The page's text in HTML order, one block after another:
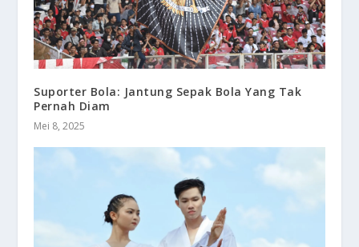
Suporter Bola: Jantung Sepak Bola Yang Tak
Pernah Diam
Mei 8, 2025